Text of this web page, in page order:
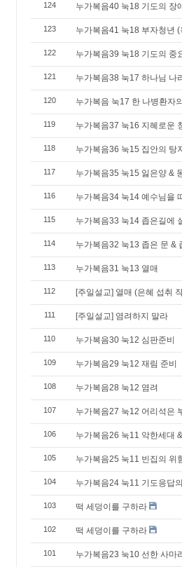
124 누가복음40 눅18 기도의 장
123 누가복음41 눅18 부자청년
122 누가복음39 눅18 기도의 중
121 누가복음38 눅17 하나님 나
120 누가복음 눅17 한 나병환자
119 누가복음37 눅16 지혜로운
118 누가복음36 눅15 집안의 탕
117 누가복음35 눅15 잃은양 &
116 누가복음34 눅14 예수님을
115 누가복음33 눅14 좁은길에
114 누가복음32 눅13 좁은 문 &
113 누가복음31 눅13 열매
112 [주일설교] 열매 (은혜 섭취
111 [주일설교] 염려하지 말라
110 누가복음30 눅12 심판준비
109 누가복음29 눅12 재림 준비
108 누가복음28 눅12 염려
107 누가복음27 눅12 어리석은
106 누가복음26 눅11 악한세대
105 누가복음25 눅11 빈집의 위
104 누가복음24 눅11 기도응답
103 떡 세덩이를 구하라
102 떡 세덩이를 구하라
101 누가복음23 눅10 선한 사마